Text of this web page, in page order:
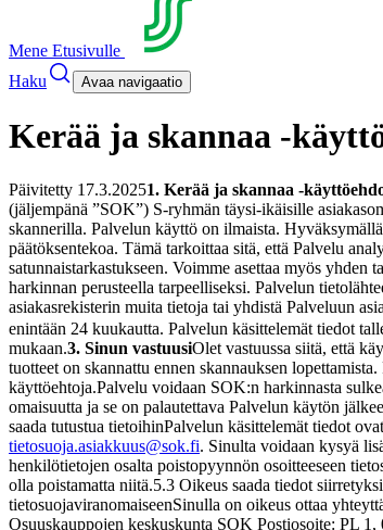
Mene Etusivulle
Haku
Avaa navigaatio
Kerää ja skannaa -
Päivitetty 17.3.20251. Kerää ja skannaa -
(jäljempänä ”SOK”) S-ryhmän täysi-ikäisille
skannerilla. Palvelun käyttö on ilmaista.
päätöksentekoa. Tämä tarkoittaa sitä, että Palvelu
satunnaistarkastukseen. Voimme asettaa myös yhden
harkinnan perusteella tarpeelliseksi. Palvelun
asiakasrekisterin muita tietoja tai yhdistä Palveluun
enintään 24 kuukautta. Palvelun käsittelemät tiedot
mukaan.3. Sinun vastuusiOlet vastuussa siitä, että
tuotteet on skannattu ennen skannauksen
käyttöehtoja.Palvelu voidaan SOK:n harkinnasta
omaisuutta ja se on palautettava Palvelun käytön
saada tutustua tietoihinPalvelun käsittelemät tiedot
tietosuoja.asiakkuus@sok.fi. Sinulta voidaan kysyä
henkilötietojen osalta poistopyynnön osoitteeseen
olla poistamatta niitä.5.3 Oikeus saada tiedot siirretyksi
tietosuojaviranomaiseenSinulla on oikeus ottaa
Osuuskauppojen keskuskunta SOK Postiosoite: PL